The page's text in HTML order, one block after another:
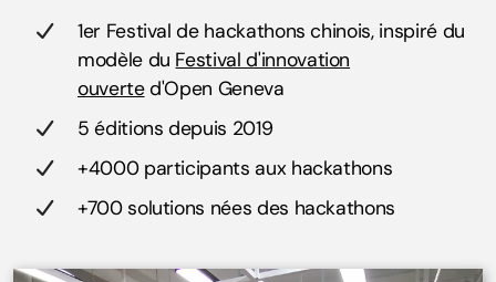
1er Festival de hackathons chinois, inspiré du
modèle du Festival d'innovation
ouverted'Open Geneva
5 éditions depuis 2019
+4000 participants aux hackathons
+700 solutions nées des hackathons